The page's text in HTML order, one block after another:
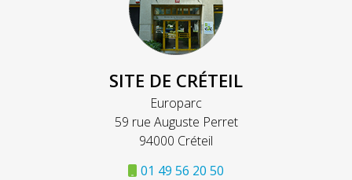
SITE DE CRÉTEIL
Europarc
59 rue Auguste Perret
94000 Créteil
01 49 56 20 50